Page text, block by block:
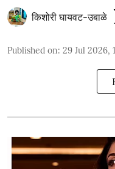
किशोरी घायवट-उबाळे
Published on: 29 Jul 2026,